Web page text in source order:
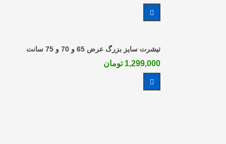
تیشرت سایز بزرگ عرض 65 و 70 و 75 سانت
1,299,000 تومان